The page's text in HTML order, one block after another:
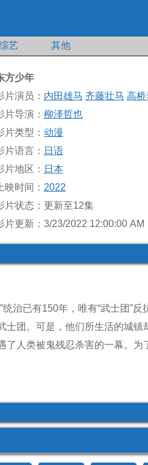
艺 其他
方少年
片演员： 内田雄马 齐藤壮马 高桥
片导演： 柳泽哲也
片类型： 动漫
片语言： 日语
片地区： 日本
上映时间： 2022
片状态：更新至12集
片更新：3/23/2022 12:00:00 AM
治已有150年，唯有“武士团”
士团。可是，他们所生活的城
了人类被鬼残忍杀害的一幕。